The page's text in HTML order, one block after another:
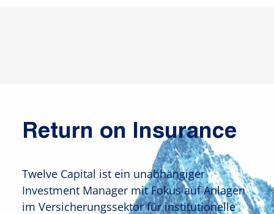
Return on Insurance
Twelve Capital ist ein unabhängiger
Investment Manager mit Fokus auf Anlagen
im Versicherungssektor für institutionelle